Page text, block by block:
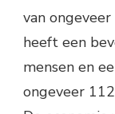
van
heeft een
mensen en
ongeveer